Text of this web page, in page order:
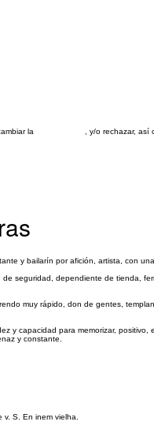
la
, y/o rechazar,
y bailarín por afición, artista, con
seguridad, dependiente de tienda,
muy rápido, don de gentes,
y capacidad para memorizar, positivo,
y constante.
S. En inem vielha.